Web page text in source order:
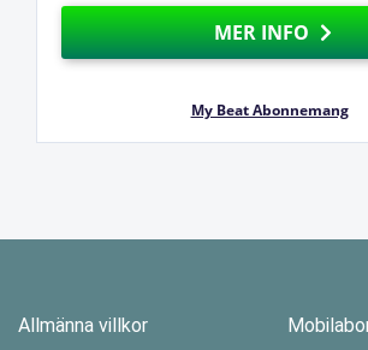
MER INFO
My Beat Abonnemang
Allmänna villkor